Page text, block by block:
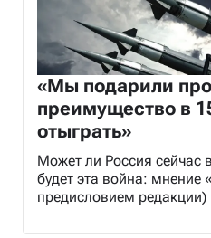
«Мы подарили
преимущество в
отыграть»
Может ли Россия сейчас
будет эта война: мнение
предисловием редакции)